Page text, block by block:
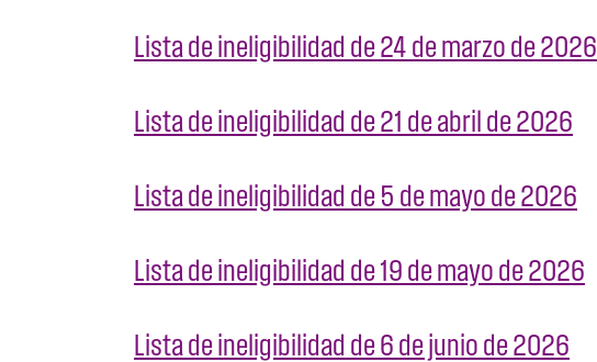
Lista de ineligibilidad de 24 de marzo de 2026
Lista de ineligibilidad de 21 de abril de 2026
Lista de ineligibilidad de 5 de mayo de 2026
Lista de ineligibilidad de 19 de mayo de 2026
Lista de ineligibilidad de 6 de junio de 2026